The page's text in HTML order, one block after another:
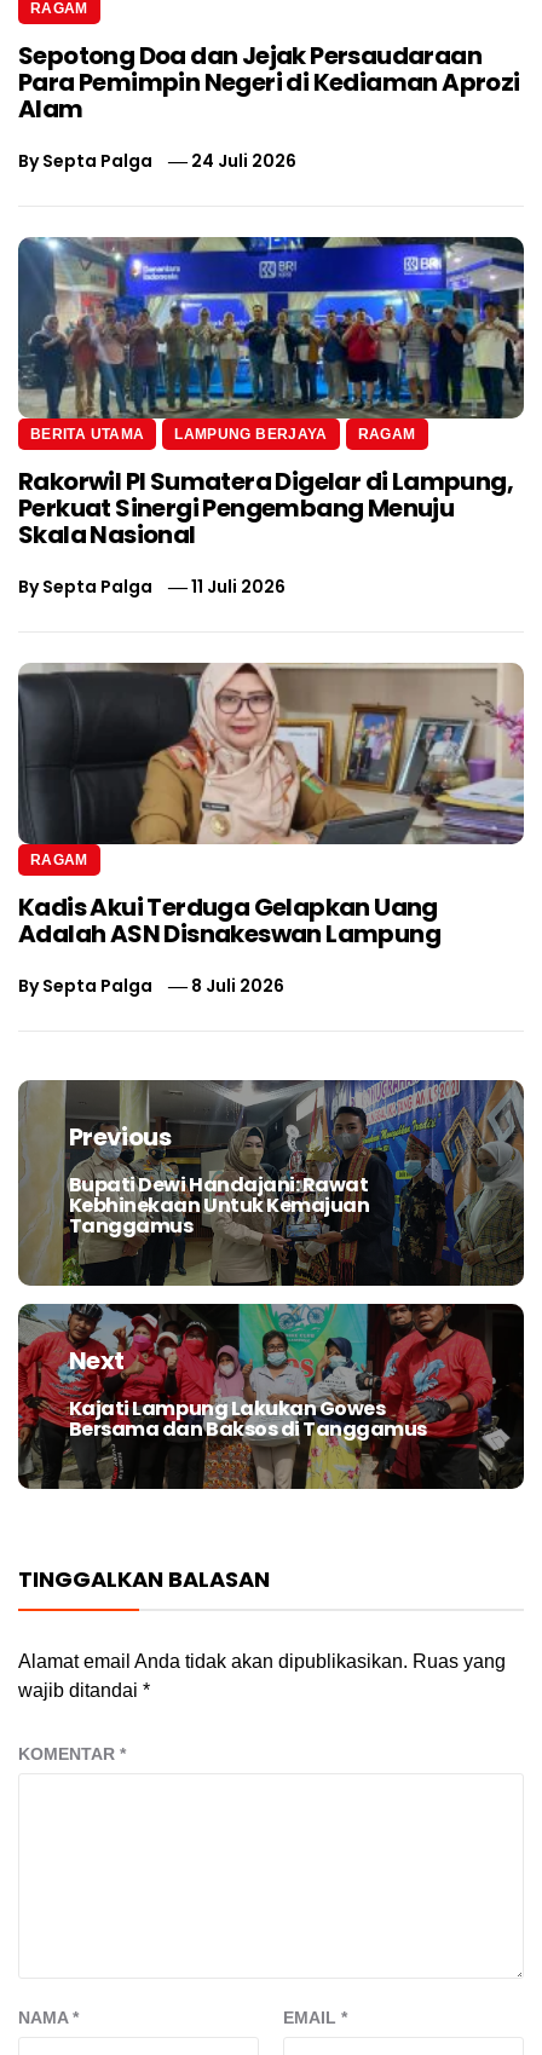
RAGAM
Sepotong Doa dan Jejak Persaudaraan
Para Pemimpin Negeri di Kediaman Aprozi
Alam
BySepta Palga 24 Juli 2026
BERITA UTAMA LAMPUNG BERJAYA RAGAM
Rakorwil PI Sumatera Digelar di Lampung,
Perkuat Sinergi Pengembang Menuju
Skala Nasional
BySepta Palga 11 Juli 2026
RAGAM
Kadis Akui Terduga Gelapkan Uang
Adalah ASN Disnakeswan Lampung
BySepta Palga 8 Juli 2026
Navigasi
posPrevious
Previous
post:
Bupati Dewi Handajani: Rawat
Kebhinekaan Untuk Kemajuan
Tanggamus
Next
Next
post:
Kajati Lampung Lakukan Gowes
Bersama dan Baksos di Tanggamus
TINGGALKAN BALASAN
Alamat email Anda tidak akan dipublikasikan. Ruas yang
wajib ditandai *
KOMENTAR *
NAMA* EMAIL *